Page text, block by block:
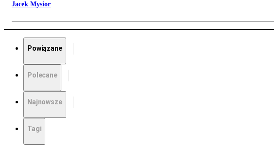
Jacek Mysior
Powiązane
Polecane
Najnowsze
Tagi